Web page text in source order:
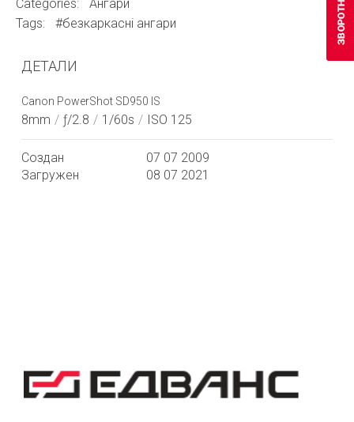
Categories:
Ангари
Tags:
#безкаркасні ангари
ДЕТАЛИ
Canon PowerShot SD950 IS
8mm / ƒ/2.8 / 1/60s / ISO 125
Создан
07 07 2009
Загружен
08 07 2021